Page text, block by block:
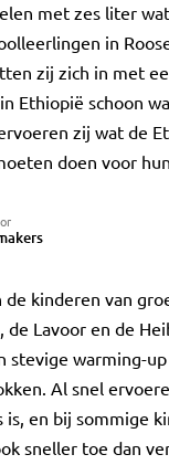
met zes liter
in
zij zich in met
Ethiopië schoon
zij wat de
doen voor
kinderen van
de Lavoor en de
stevige warming-
Al snel
en bij sommige
sneller toe dan